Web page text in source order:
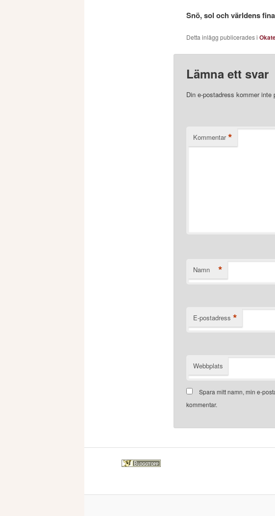
Snö, sol och världens
Detta inlägg publicerades i
Lämna ett svar
Din e-postadress kommer inte
Kommentar *
Namn *
E-postadress *
Webbplats
Spara mitt namn, min e-
kommentar.